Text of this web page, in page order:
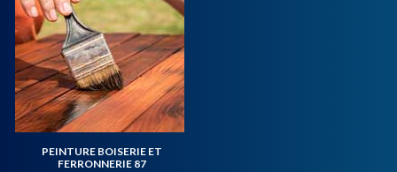
PEINTURE BOISERIE ET
FERRONNERIE 87